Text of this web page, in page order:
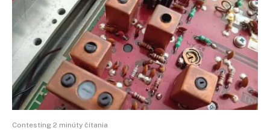
Contesting 2 minúty čítania